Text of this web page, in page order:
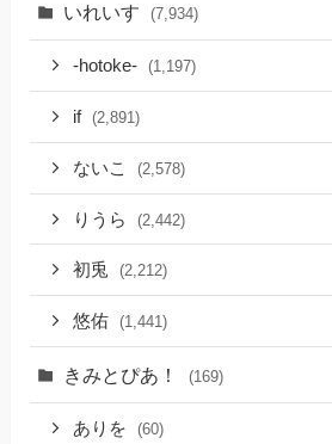
いれいす (7,934)
-hotoke- (1,197)
if (2,891)
ないこ (2,578)
りうら (2,442)
初兎 (2,212)
悠佑 (1,441)
きみとぴあ！ (169)
ありを (60)